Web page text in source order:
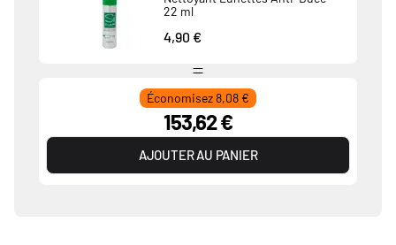
22 ml
4,90 €
Économisez 8,08 €
153,62 €
AJOUTER AU PANIER